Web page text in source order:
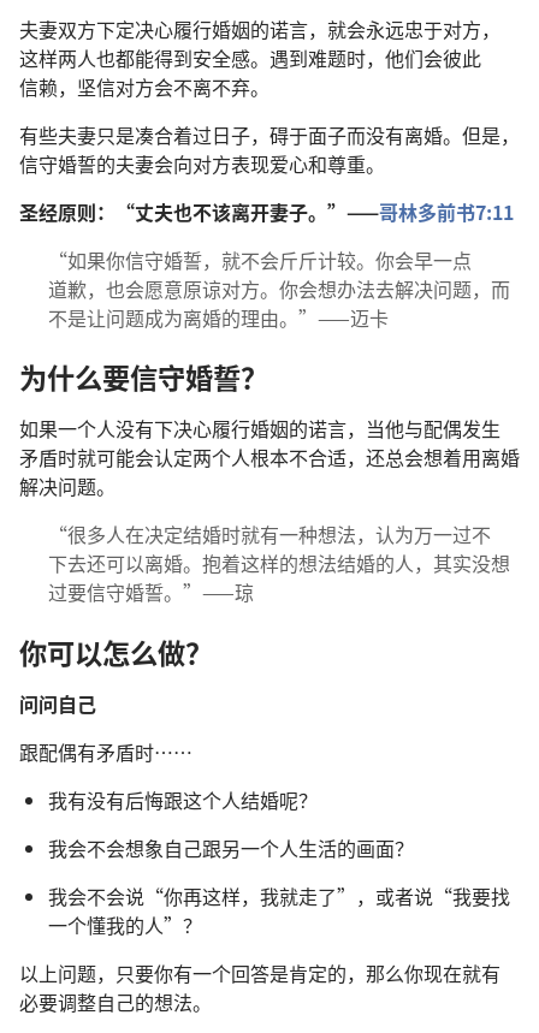
夫妻双方下定决心履行婚姻的诺言， 就会永远忠于对方，
这样两人也都能得到安全感。 遇到难题时， 他们会彼此
信赖， 坚信对方会不离不弃。
有些夫妻只是凑合着过日子， 碍于面子而没有离婚。 但是，
信守婚誓的夫妻会向对方表现爱心和尊重。
圣经原则：“丈夫也不该离开妻子。”——哥林多前书7:11
“如果你信守婚誓， 就不会斤斤计较。 你会早一点
道歉， 也会愿意原谅对方。 你会想办法去解决问题， 而
不是让问题成为离婚的理由。”——迈卡
为什么要信守婚誓？
如果一个人没有下决心履行婚姻的诺言， 当他与配偶发生
矛盾时就可能会认定两个人根本不合适， 还总会想着用离婚
解决问题。
“很多人在决定结婚时就有一种想法， 认为万一过不
下去还可以离婚。 抱着这样的想法结婚的人， 其实没想
过要信守婚誓。”——琼
你可以怎么做？
问问自己
跟配偶有矛盾时……
我有没有后悔跟这个人结婚呢？
我会不会想象自己跟另一个人生活的画面？
我会不会说 “你再这样， 我就走了”， 或者说 “我要找
一个懂我的人”？
以上问题， 只要你有一个回答是肯定的， 那么你现在就有
必要调整自己的想法。